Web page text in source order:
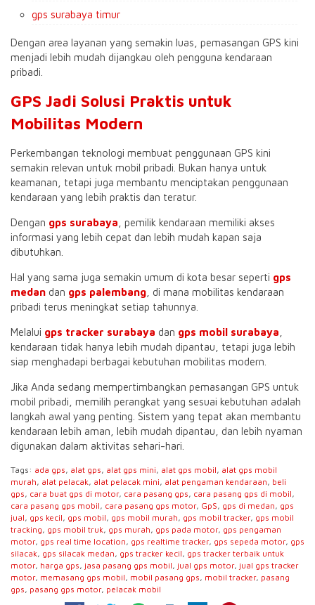
gps surabaya timur
Dengan area layanan yang semakin luas, pemasangan GPS kini
menjadi lebih mudah dijangkau oleh pengguna kendaraan
pribadi.
GPS Jadi Solusi Praktis untuk
Mobilitas Modern
Perkembangan teknologi membuat penggunaan GPS kini
semakin relevan untuk mobil pribadi. Bukan hanya untuk
keamanan, tetapi juga membantu menciptakan penggunaan
kendaraan yang lebih praktis dan teratur.
Dengan gps surabaya , pemilik kendaraan memiliki akses
informasi yang lebih cepat dan lebih mudah kapan saja
dibutuhkan.
Hal yang sama juga semakin umum di kota besar seperti gps
medan dan gps palembang , di mana mobilitas kendaraan
pribadi terus meningkat setiap tahunnya.
Melalui gps tracker surabaya dan gps mobil surabaya
kendaraan tidak hanya lebih mudah dipantau, tetapi juga lebih
siap menghadapi berbagai kebutuhan mobilitas modern.
Jika Anda sedang mempertimbangkan pemasangan GPS untuk
mobil pribadi, memilih perangkat yang sesuai kebutuhan adalah
langkah awal yang penting. Sistem yang tepat akan membantu
kendaraan lebih aman, lebih mudah dipantau, dan lebih nyaman
digunakan dalam aktivitas sehari-hari.
Tags: ada gps, alat gps, alat gps mini, alat gps mobil, alat gps mobil
murah, alat pelacak, alat pelacak mini, alat pengaman kendaraan, beli
gps, cara buat gps di motor, cara pasang gps, cara pasang gps di mobil,
cara pasang gps mobil, cara pasang gps motor, GpS, gps di medan, gps
jual, gps kecil, gps mobil, gps mobil murah, gps mobil tracker, gps mobil
tracking, gps mobil truk, gps murah, gps pada motor, gps pengaman
motor, gps real time location, gps realtime tracker, gps sepeda motor, gps
silacak, gps silacak medan, gps tracker kecil, gps tracker terbaik untuk
motor, harga gps, jasa pasang gps mobil, jual gps motor, jual gps tracker
motor, memasang gps mobil, mobil pasang gps, mobil tracker, pasang
gps, pasang gps motor, pelacak mobil